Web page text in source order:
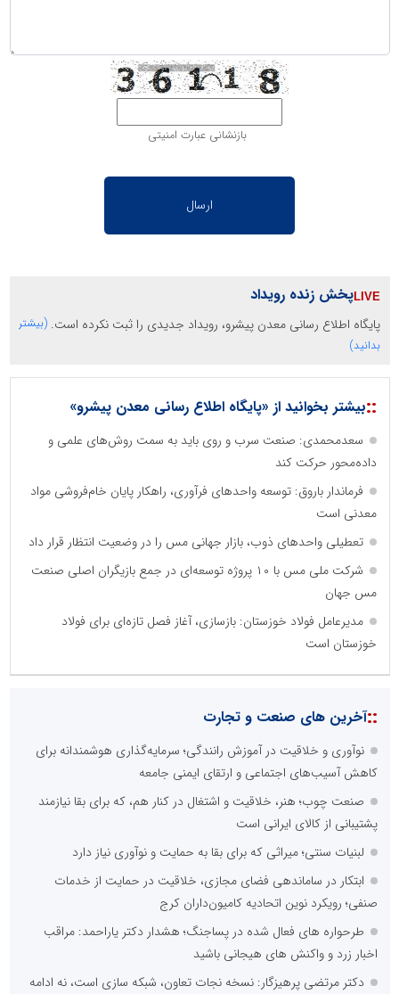
بازنشانی عبارت امنیتی
پخش زنده رویداد
پایگاه اطلاع رسانی معدن پیشرو، رویداد جدیدی را ثبت نکرده است. (بیشتر
بدانید)
::بیشتر بخوانید از «پایگاه اطلاع رسانی معدن پیشرو»
سعدمحمدی: صنعت سرب و روی باید به سمت روش‌های علمی و
داده‌محور حرکت کند
فرماندار باروق: توسعه واحدهای فرآوری، راهکار پایان خام‌فروشی مواد
معدنی است
تعطیلی واحدهای ذوب، بازار جهانی مس را در وضعیت انتظار قرار داد
شرکت ملی مس با ۱۰ پروژه توسعه‌ای در جمع بازیگران اصلی صنعت
مس جهان
مدیرعامل فولاد خوزستان: بازسازی، آغاز فصل تازه‌ای برای فولاد
خوزستان است
::آخرین های صنعت و تجارت
نوآوری و خلاقیت در آموزش رانندگی؛ سرمایه‌گذاری هوشمندانه برای
کاهش آسیب‌های اجتماعی و ارتقای ایمنی جامعه
صنعت چوب؛ هنر، خلاقیت و اشتغال در کنار هم، که برای بقا نیازمند
پشتیبانی از کالای ایرانی است
لبنیات سنتی؛ میراثی که برای بقا به حمایت و نوآوری نیاز دارد
ابتکار در ساماندهی فضای مجازی، خلاقیت در حمایت از خدمات
صنفی؛ رویکرد نوین اتحادیه کامیون‌داران کرج
طرحواره های فعال شده در پساجنگ؛ هشدار دکتر یاراحمد: مراقب
اخبار زرد و واکنش های هیجانی باشید
دکتر مرتضی پرهیزگار: نسخه نجات تعاون، شبکه سازی است، نه ادامه